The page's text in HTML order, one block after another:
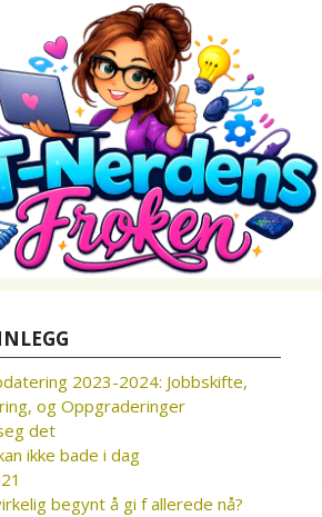
2023-2024: Jobbskifte,
og Oppgraderinger
det
ikke bade i dag
begynt å gi f allerede nå?